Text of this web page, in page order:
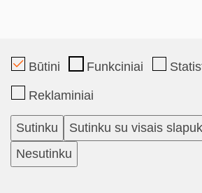
Mecenatas
Partneriai
Būtini Funkciniai
Reklaminiai
Sutinku
Sutinku su visais
Nesutinku